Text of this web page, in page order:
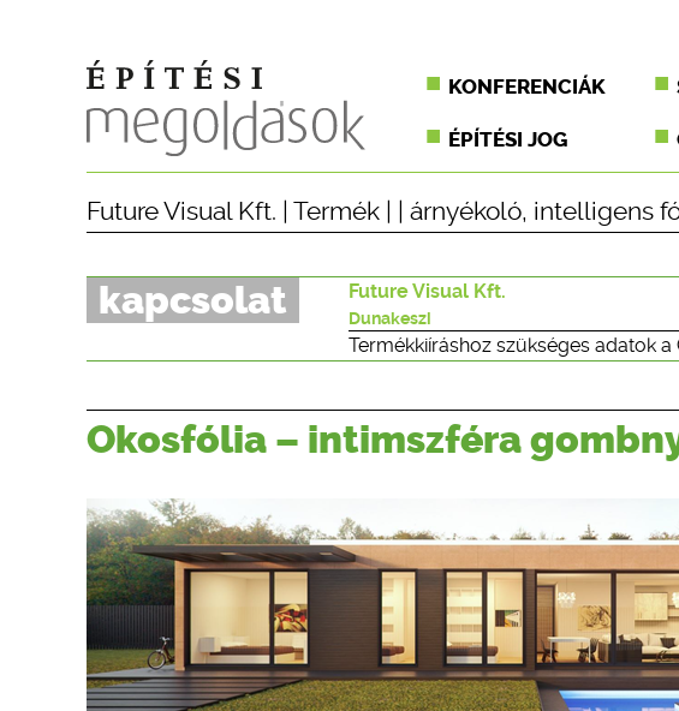
KONFERENCIÁK
ÉPÍTÉSI JOG
Future Visual Kft. Termék árnyékoló, intelligens
kapcsolat Future Visual Kft.
Dunakeszi
Termékkiíráshoz szükséges adatok a
Okosfólia – intimszféra